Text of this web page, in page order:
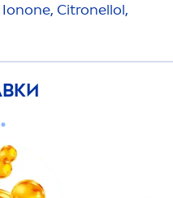
Citronellol,